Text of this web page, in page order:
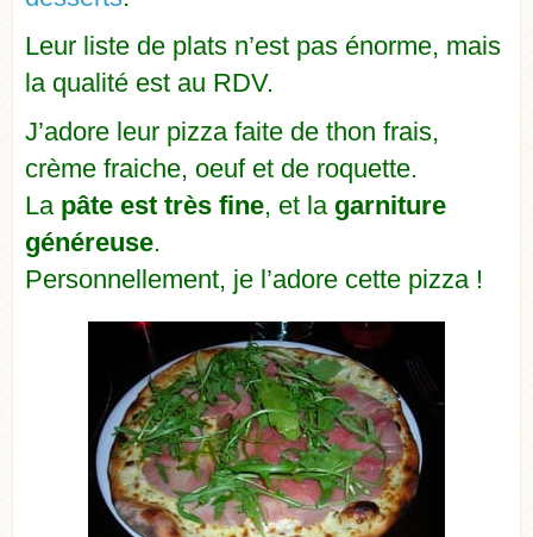
Leur liste de plats n’est pas énorme, mais
la qualité est au RDV.
J’adore leur pizza faite de thon frais,
crème fraiche, oeuf et de roquette.
La pâte est très fine, et la garniture
généreuse.
Personnellement, je l’adore cette pizza !